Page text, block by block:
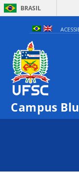
BRASIL
Campus